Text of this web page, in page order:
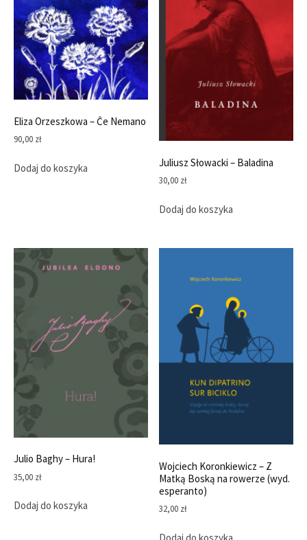
Eliza Orzeszkowa – Ĉe Nemano
90,00 zł
Dodaj do koszyka Juliusz Słowacki – Baladina
30,00 zł
Dodaj do koszyka
Julio Baghy – Hura!
35,00 zł
Dodaj do koszyka
Wojciech Koronkiewicz – Z
Matką Boską na rowerze (wyd.
esperanto)
32,00 zł